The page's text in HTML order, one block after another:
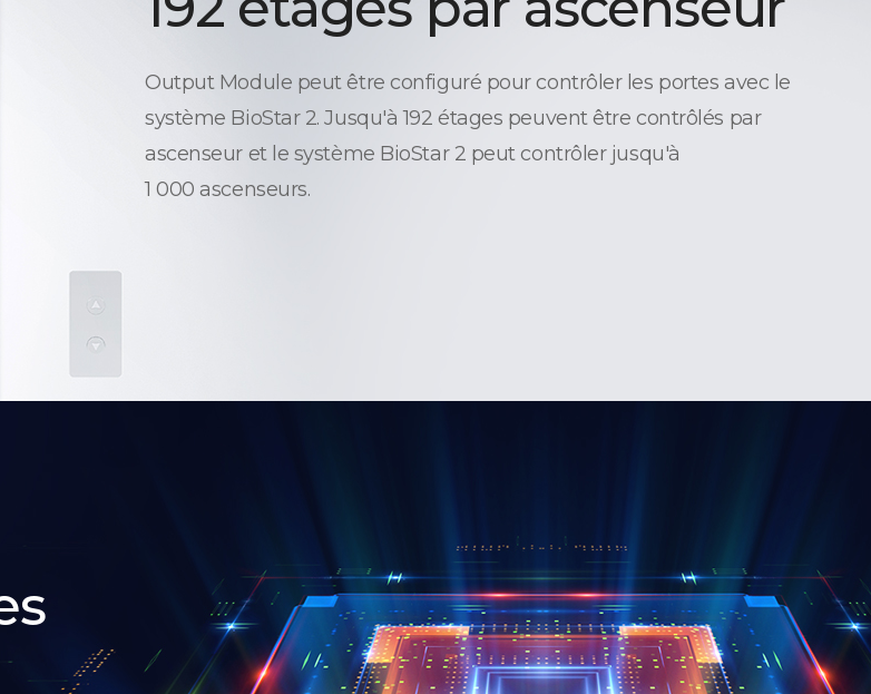
Output Module peut être configuré pour contrôler les portes avec le
système BioStar 2. Jusqu'à 192 étages peuvent être contrôlés par
ascenseur et le système BioStar 2 peut contrôler jusqu'à
1 000 ascenseurs.